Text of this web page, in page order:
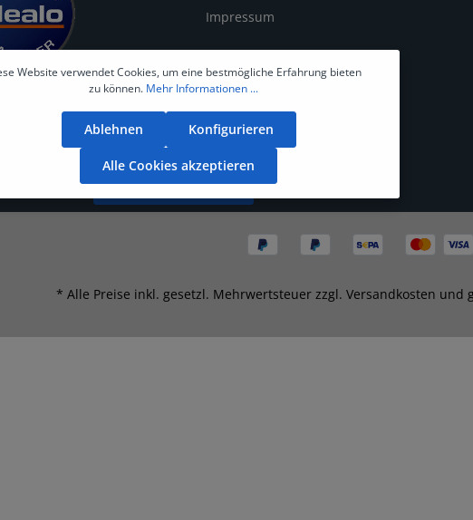
Impressum
Bestellung widerrufen
* Alle Preise inkl. gesetzl. Mehrwertsteuer zzgl. Versandkosten und
Website verwendet Cookies, um eine bestmögliche Erfahrung bieten
zu können. Mehr Informationen ...
Ablehnen Konfigurieren
Alle Cookies akzeptieren